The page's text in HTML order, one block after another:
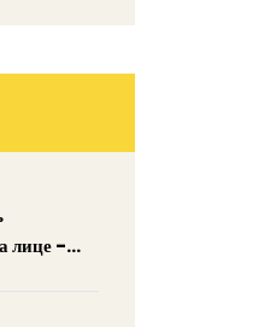
лице -